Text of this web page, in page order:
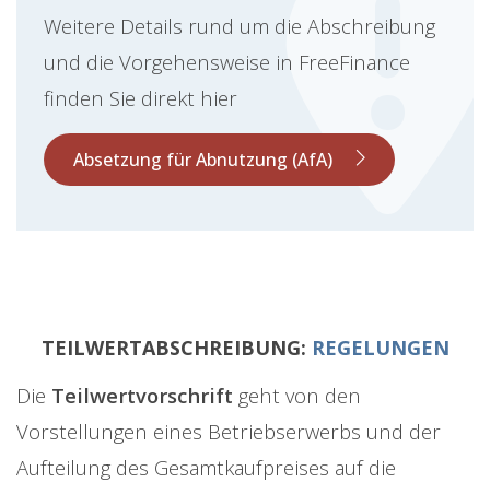
Weitere Details rund um die Abschreibung
und die Vorgehensweise in FreeFinance
finden Sie direkt hier
Absetzung für Abnutzung (AfA)
TEILWERTABSCHREIBUNG: REGELUNGEN
Die Teilwertvorschrift geht von den
Vorstellungen eines Betriebserwerbs und der
Aufteilung des Gesamtkaufpreises auf die